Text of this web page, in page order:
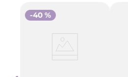
-40 %